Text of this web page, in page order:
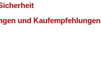
und Kaufempfehlungen